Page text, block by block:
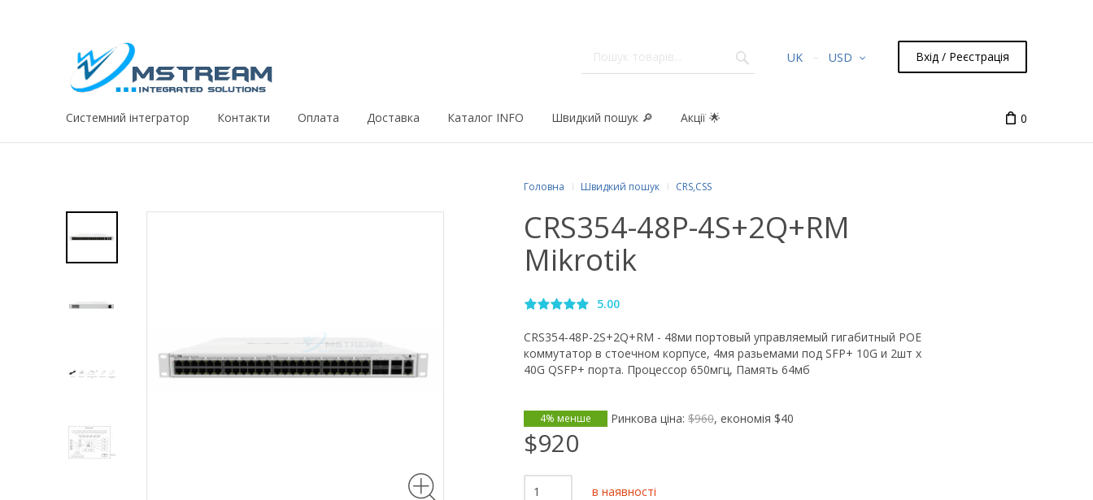
UK USD Вхід / Реєстрація
Системний iнтегратор Контакти Оплата Доставка Каталог INFO Швидкий пошук 🔎 Акції 🌟 0
Головна Швидкий пошук CRS,CSS
CRS354-48P-4S+2Q+RM
Mikrotik
5.00
CRS354-48P-2S+2Q+RM - 48ми портовый управляемый гигабитный POE
коммутатор в стоечном корпусе, 4мя разьемами под SFP+ 10G и 2шт x
40G QSFP+ порта. Процессор 650мгц, Память 64мб
4% менше Ринкова ціна: $960, економія $40
$920
в наявності